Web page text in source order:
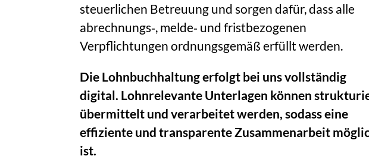
steuerlichen Betreuung und sorgen dafür, dass alle
abrechnungs‑, melde‑ und fristbezogenen
Verpflichtungen ordnungsgemäß erfüllt werden.
Die Lohnbuchhaltung erfolgt bei uns vollständig
digital. Lohnrelevante Unterlagen können
übermittelt und verarbeitet werden, sodass eine
effiziente und transparente Zusammenarbeit
ist.